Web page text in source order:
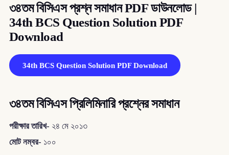
৩৪তম বিসিএস প্রশ্ন সমাধান PDF ডাউনলোড |
34th BCS Question Solution PDF
Download
34th BCS Question Solution PDF Download
৩৪তম বিসিএস প্রিলিমিনারি প্রশ্নের সমাধান
পরীক্ষার তারিখ- ২৪ মে ২০১৩
মোট নম্বর- ১০০